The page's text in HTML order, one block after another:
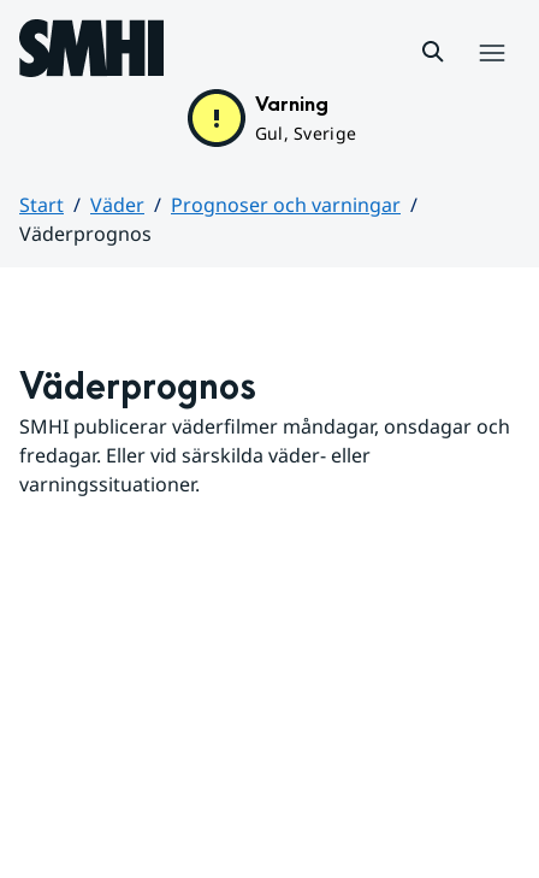
Hoppa till sidans innehåll
Varning
Gul, Sverige
Start Väder
Prognoser och varningar
Väderprognos
Väderprognos
SMHI publicerar väderfilmer måndagar, onsdagar och
fredagar. Eller vid särskilda väder- eller
varningssituationer.